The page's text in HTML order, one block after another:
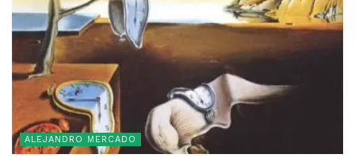
ALEJANDRO MERCADO